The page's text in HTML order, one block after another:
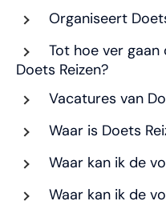
Organiseert
Tot hoe ver
Doets Reizen?
Vacatures van
Waar is Doets
Waar kan ik de
Waar kan ik de